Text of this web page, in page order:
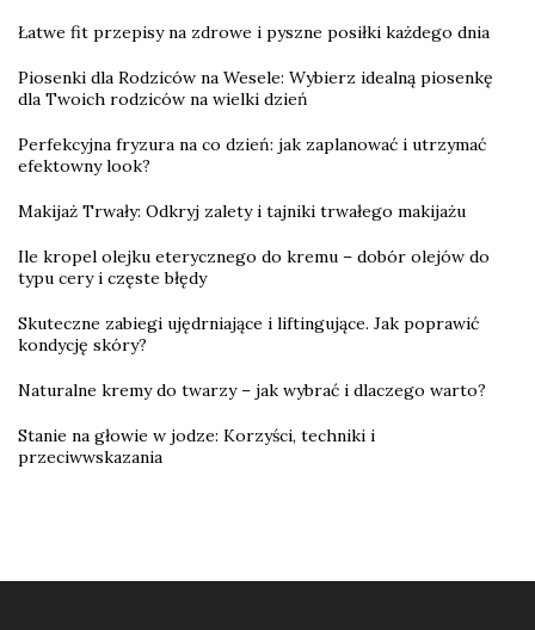
Łatwe fit przepisy na zdrowe i pyszne posiłki każdego dnia
Piosenki dla Rodziców na Wesele: Wybierz idealną piosenkę
dla Twoich rodziców na wielki dzień
Perfekcyjna fryzura na co dzień: jak zaplanować i utrzymać
efektowny look?
Makijaż Trwały: Odkryj zalety i tajniki trwałego makijażu
Ile kropel olejku eterycznego do kremu – dobór olejów do
typu cery i częste błędy
Skuteczne zabiegi ujędrniające i liftingujące. Jak poprawić
kondycję skóry?
Naturalne kremy do twarzy – jak wybrać i dlaczego warto?
Stanie na głowie w jodze: Korzyści, techniki i
przeciwwskazania